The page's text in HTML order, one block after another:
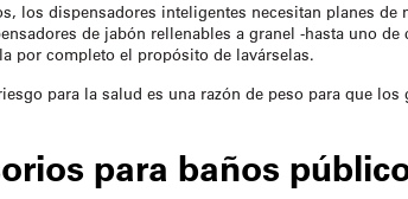
los dispensadores inteligentes necesitan planes
de jabón rellenables a granel -hasta uno
por completo el propósito de lavárselas.
para la salud es una razón de peso para que
para baños